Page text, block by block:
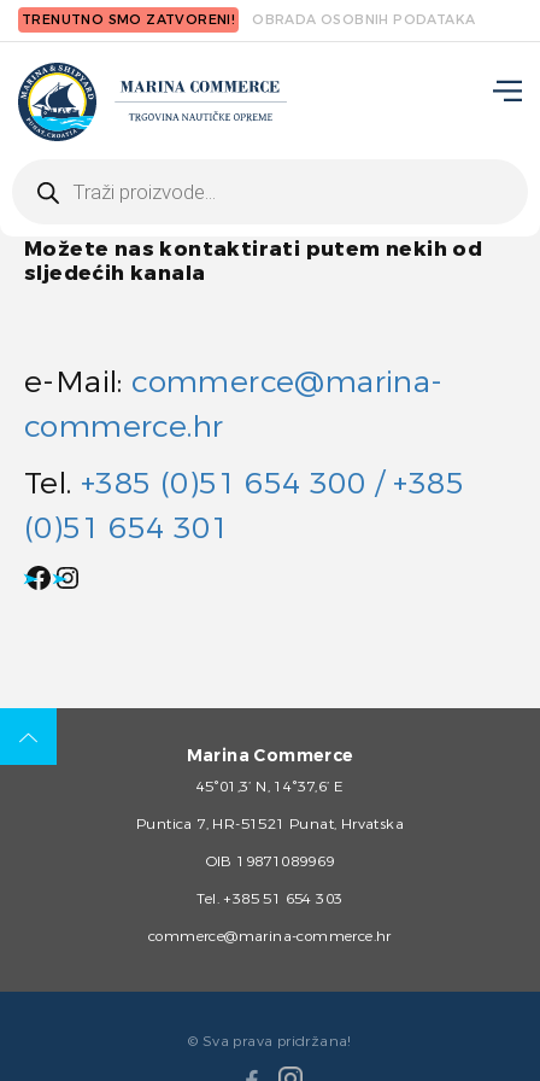
TRENUTNO SMO ZATVORENI! OBRADA OSOBNIH PODATAKA
search
Možete nas kontaktirati putem nekih od
sljedećih kanala
e-Mail: commerce@marina-
commerce.hr
Tel. +385 (0)51 654 300 / +385
(0)51 654 301
Facebook
Instagram
Marina Commerce
45°01,3’ N, 14°37,6’ E
Puntica 7, HR-51521 Punat, Hrvatska
OIB 19871089969
Tel. +385 51 654 303
commerce@marina-commerce.hr
© Sva prava pridržana!